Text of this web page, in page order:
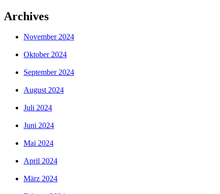
Archives
November 2024
Oktober 2024
September 2024
August 2024
Juli 2024
Juni 2024
Mai 2024
April 2024
März 2024